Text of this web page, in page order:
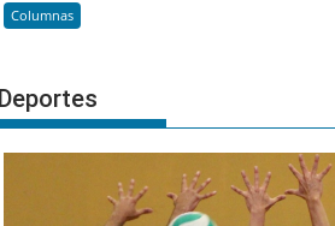
Columnas
Deportes